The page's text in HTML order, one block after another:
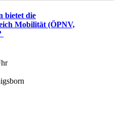
bietet die
Mobilität (ÖPNV,